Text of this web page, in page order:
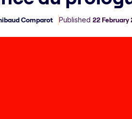
Comparot Published 22 February